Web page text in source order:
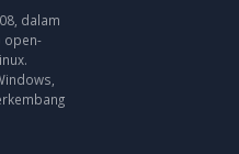
dalam
open-